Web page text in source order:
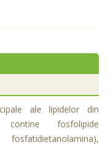
ale lipidelor din
fosfolipide